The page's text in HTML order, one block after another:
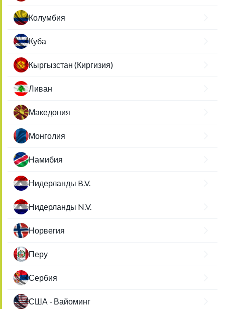
Колумбия
Куба
Кыргызстан (Киргизия)
Ливан
Македония
Монголия
Намибия
Нидерланды B.V.
Нидерланды N.V.
Норвегия
Перу
Сербия
США - Вайоминг